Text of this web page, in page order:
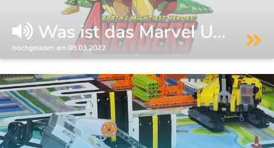
Was ist das Marvel U...
hochgeladen am 08.03.2022